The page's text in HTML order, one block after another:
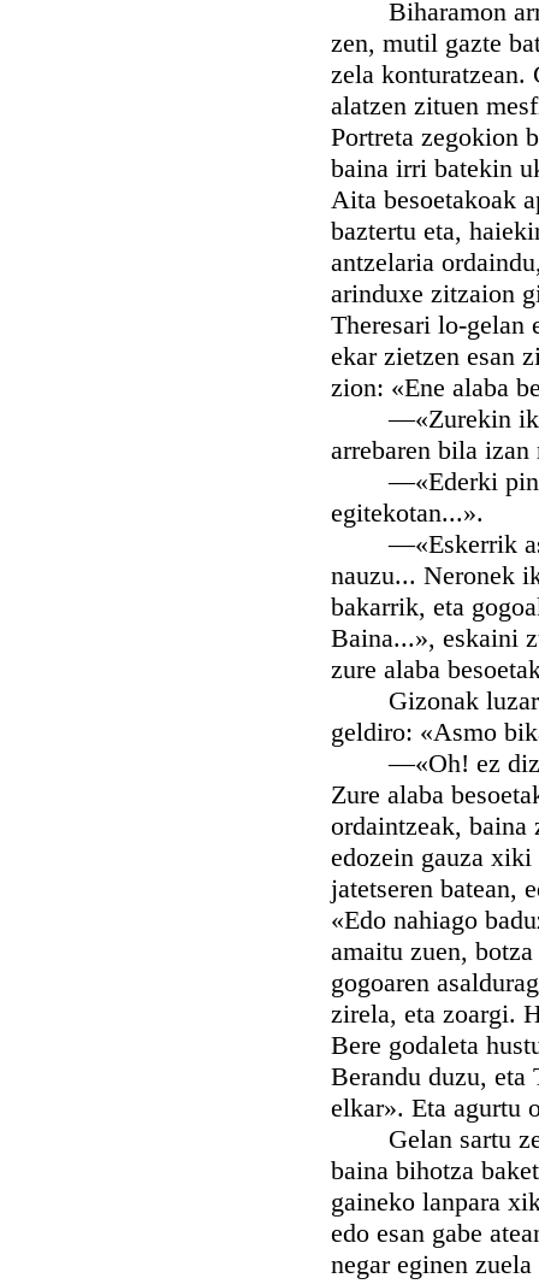
Biharamon
zen, mutil gazte
zela konturatzean.
alatzen zituen
Portreta zegokion
baina irri batekin
Aita besoetakoak
baztertu eta,
antzelaria
arinduxe zitzaion
Theresari lo-gelan
ekar zietzen esan
zion: «Ene alaba
—«Zurekin ikusi
arrebaren bila
—«Ederki
egitekotan...».
—«Eskerrik
nauzu... Neronek
bakarrik, eta
Baina...», eskaini
zure alaba
Gizonak luzaro
geldiro: «Asmo
—«Oh! ez dizut
Zure alaba
ordaintzeak,
edozein gauza
jatetseren batean,
«Edo nahiago
amaitu zuen,
gogoaren
zirela, eta zoargi.
Bere godaleta
Berandu duzu, eta
elkar». Eta agurtu
Gelan sartu
baina bihotza
gaineko lanpara
edo esan gabe
negar eginen